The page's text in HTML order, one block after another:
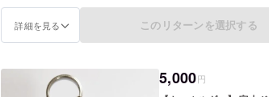
詳細を見る このリターンを選択する
5,000円